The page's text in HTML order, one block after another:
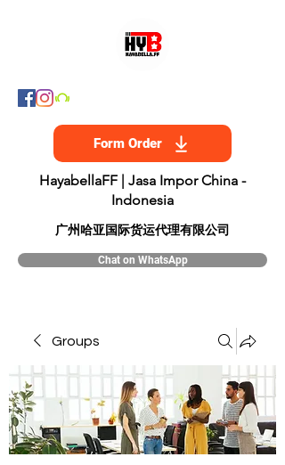
Form Order
HayabellaFF | Jasa Impor China -
Indonesia
​广州哈亚国际货运代理有限公司
Chat on WhatsApp
Groups